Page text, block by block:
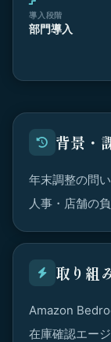
導入段階
部門導入
背景・
年末調整の問
人事・店舗の
取り組
Amazon
在庫確認エー